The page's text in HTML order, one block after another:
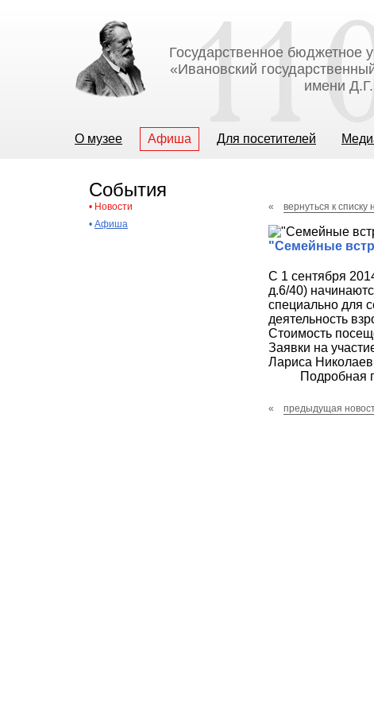
Государственное бюджетное
«Ивановский
имени
О музее Афиша Для посетителей
События
• Новости
• Афиша
« вернуться к списку
"Семейные
С 1 сентября
д.6/40)
специально для
деятельность
Стоимость
Заявки на
Лариса
Подробная
« предыдущая